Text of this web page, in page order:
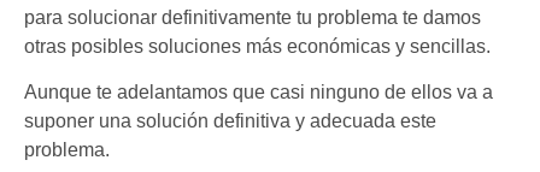
para solucionar definitivamente tu problema te damos
otras posibles soluciones más económicas y sencillas.
Aunque te adelantamos que casi ninguno de ellos va a
suponer una solución definitiva y adecuada este
problema.